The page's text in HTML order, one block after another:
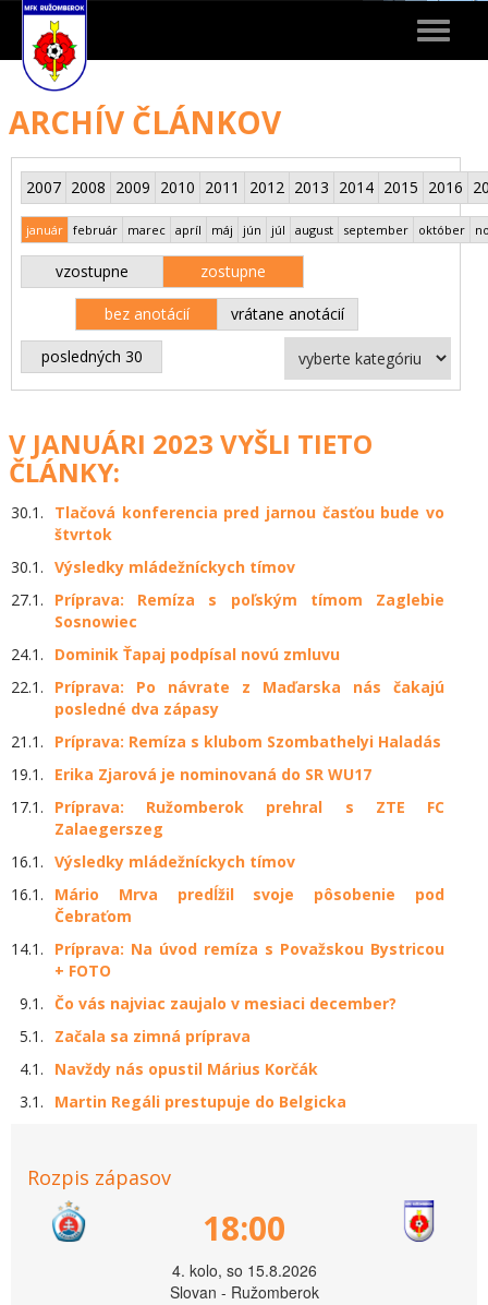
Toggle
ARCHÍV ČLÁNKOV
2007 2008 2009 2010 2011 2012 2013 2014 2015 2016
január február marec apríl máj jún júl august september október
vzostupne zostupne
bez anotácií vrátane anotácií
posledných 30
V JANUÁRI 2023 VYŠLI TIETO
ČLÁNKY:
30.1.
Tlačová konferencia pred jarnou časťou bude vo
štvrtok
30.1. Výsledky mládežníckych tímov
27.1.
Príprava: Remíza s poľským tímom Zaglebie
Sosnowiec
24.1.
Dominik Ťapaj podpísal novú zmluvu
22.1.
Príprava: Po návrate z Maďarska nás čakajú
posledné dva zápasy
21.1.
Príprava: Remíza s klubom Szombathelyi Haladás
19.1.
Erika Zjarová je nominovaná do SR WU17
17.1.
Príprava: Ružomberok prehral s ZTE FC
Zalaegerszeg
16.1. Výsledky mládežníckych tímov
16.1.
Mário Mrva predĺžil svoje pôsobenie pod
Čebraťom
14.1.
Príprava: Na úvod remíza s Považskou Bystricou
+ FOTO
9.1. Čo vás najviac zaujalo v mesiaci december?
5.1.
Začala sa zimná príprava
4.1.
Navždy nás opustil Márius Korčák
3.1.
Martin Regáli prestupuje do Belgicka
Rozpis zápasov
18:00
4. kolo, so 15.8.2026
Slovan - Ružomberok